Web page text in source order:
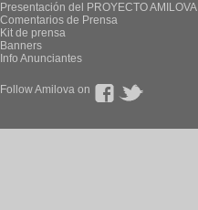
Presentación del PROYECTO AMILOVA
Comentarios de Prensa
Kit de prensa
Banners
Info Anunciantes
Follow Amilova on